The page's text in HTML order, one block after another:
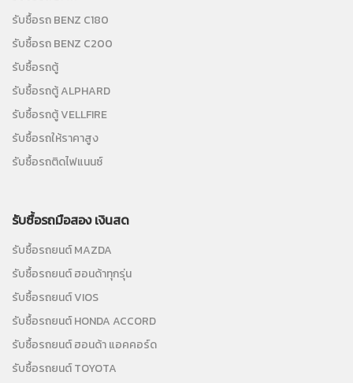
รับซื้อรถ BENZ C180
รับซื้อรถ BENZ C200
รับซื้อรถตู้
รับซื้อรถตู้ ALPHARD
รับซื้อรถตู้ VELLFIRE
รับซื้อรถให้ราคาสูง
รับซื้อรถติดไฟแนนซ์
รับซื้อรถมือสอง เงินสด
รับซื้อรถยนต์ MAZDA
รับซื้อรถยนต์ ฮอนด้าทุกรุ่น
รับซื้อรถยนต์ VIOS
รับซื้อรถยนต์ HONDA ACCORD
รับซื้อรถยนต์ ฮอนด้า แอคคอร์ด
รับซื้อรถยนต์ TOYOTA